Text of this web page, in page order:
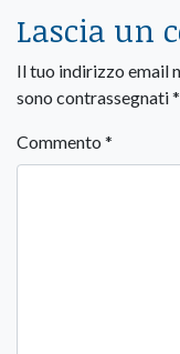
Lascia un
Il tuo indirizzo email
sono contrassegnati*
Commento *